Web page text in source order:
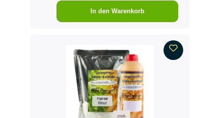
In den Warenkorb